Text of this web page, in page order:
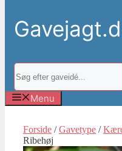
Søg
Menu
Forside /Gavetype /
Ribehøj